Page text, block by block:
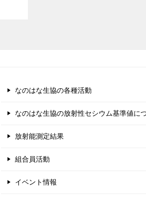
なのはな生協の各種活動
なのはな生協の放射性セシウム基準値に
放射能測定結果
組合員活動
イベント情報